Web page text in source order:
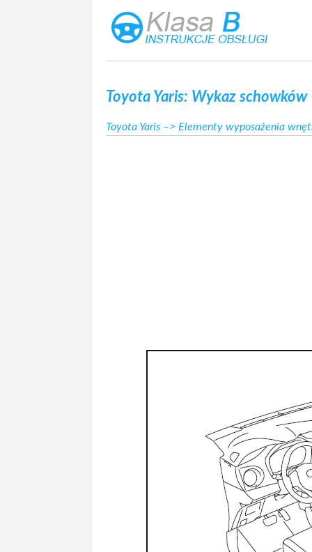
Toyota Yaris: Wykaz schowków
Toyota Yaris –> Elementy wyposażenia